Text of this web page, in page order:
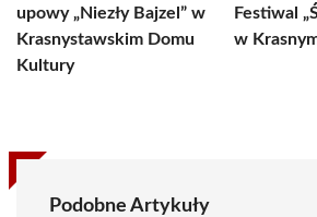
upowy „Niezły Bajzel” w
Krasnystawskim Domu
Kultury
Festiwal
w
Podobne Artykuły